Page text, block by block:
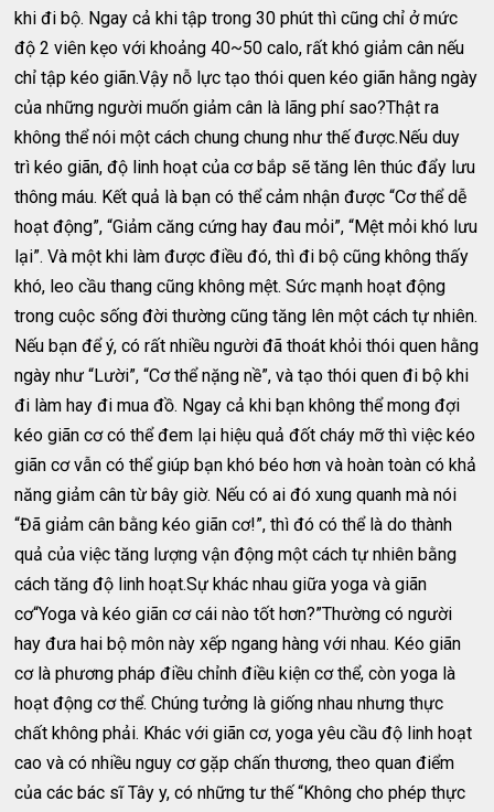
khi đi bộ. Ngay cả khi tập trong 30 phút thì cũng chỉ ở mức
độ 2 viên kẹo với khoảng 40~50 calo, rất khó giảm cân nếu
chỉ tập kéo giãn.Vậy nỗ lực tạo thói quen kéo giãn hằng ngày
của những người muốn giảm cân là lãng phí sao?Thật ra
không thể nói một cách chung chung như thế được.Nếu duy
trì kéo giãn, độ linh hoạt của cơ bắp sẽ tăng lên thúc đẩy lưu
thông máu. Kết quả là bạn có thể cảm nhận được “Cơ thể dễ
hoạt động”, “Giảm căng cứng hay đau mỏi”, “Mệt mỏi khó lưu
lại”. Và một khi làm được điều đó, thì đi bộ cũng không thấy
khó, leo cầu thang cũng không mệt. Sức mạnh hoạt động
trong cuộc sống đời thường cũng tăng lên một cách tự nhiên.
Nếu bạn để ý, có rất nhiều người đã thoát khỏi thói quen hằng
ngày như “Lười”, “Cơ thể nặng nề”, và tạo thói quen đi bộ khi
đi làm hay đi mua đồ. Ngay cả khi bạn không thể mong đợi
kéo giãn cơ có thể đem lại hiệu quả đốt cháy mỡ thì việc kéo
giãn cơ vẫn có thể giúp bạn khó béo hơn và hoàn toàn có khả
năng giảm cân từ bây giờ. Nếu có ai đó xung quanh mà nói
“Đã giảm cân bằng kéo giãn cơ!”, thì đó có thể là do thành
quả của việc tăng lượng vận động một cách tự nhiên bằng
cách tăng độ linh hoạt.Sự khác nhau giữa yoga và giãn
cơ“Yoga và kéo giãn cơ cái nào tốt hơn?”Thường có người
hay đưa hai bộ môn này xếp ngang hàng với nhau. Kéo giãn
cơ là phương pháp điều chỉnh điều kiện cơ thể, còn yoga là
hoạt động cơ thể. Chúng tưởng là giống nhau nhưng thực
chất không phải. Khác với giãn cơ, yoga yêu cầu độ linh hoạt
cao và có nhiều nguy cơ gặp chấn thương, theo quan điểm
của các bác sĩ Tây y, có những tư thế “Không cho phép thực